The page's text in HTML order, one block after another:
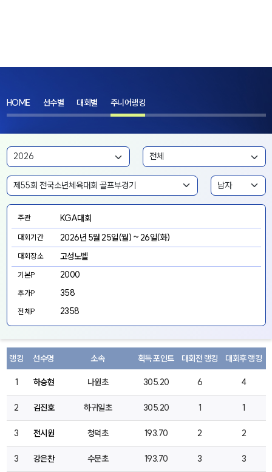
HOME 선수별 대회별 주니어랭킹
KGA대회
주관
2026년 5월 25일(월) ~ 26일(화)
대회기간
고성노벨
대회장소
2000
기본P
358
추가P
2358
전체P
랭킹 선수명 소속 획득 포인트 대회전 랭킹 대회후 랭킹
1 하승현 나원초 305.20 6 4
2 김진호 하귀일초 305.20 1 1
3 전시원 청덕초 193.70 2 2
3 강은찬 수문초 193.70 3 3